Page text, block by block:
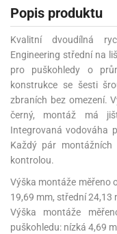
Popis produktu
Kvalitní dvoudílná
Engineering střední na
pro puškohledy o
konstrukce se šesti
zbraních bez omezení.
černý, montáž má
Integrovaná vodováha
Každý pár
kontrolou.
Výška montáže měřeno
19,69 mm, střední 24,13
Výška montáže
puškohledu: nízká 4,69